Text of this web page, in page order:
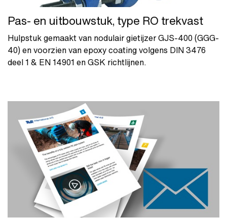
Pas- en uitbouwstuk, type RO trekvast
Hulpstuk gemaakt van nodulair gietijzer GJS-400 (GGG-
40) en voorzien van epoxy coating volgens DIN 3476
deel 1 & EN 14901 en GSK richtlijnen.